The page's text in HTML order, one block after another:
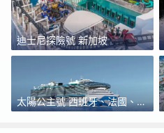
迪士尼探險號 新加坡
太陽公主號 西班牙、法國、意